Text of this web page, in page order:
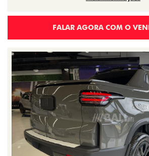
FALAR AGORA COM O